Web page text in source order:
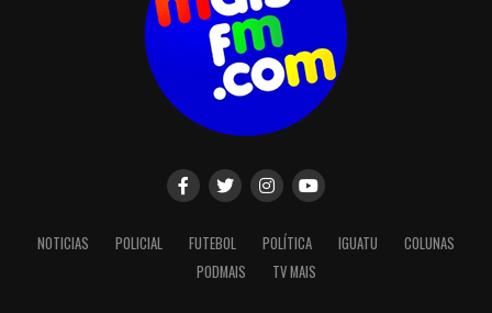
NOTICIAS POLICIAL FUTEBOL POLÍTICA IGUATU
COLUNAS
PODMAIS
TV MAIS